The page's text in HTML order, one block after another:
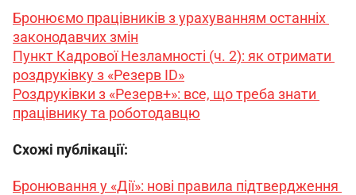
Бронюємо працівників з урахуванням останніх
законодавчих змін
Пункт Кадрової Незламності (ч. 2): як отримати
роздруківку з «Резерв ID»
Роздруківки з «Резерв+»: все, що треба знати
працівнику та роботодавцю
Схожі публікації:
Бронювання у «Дії»: нові правила підтвердження